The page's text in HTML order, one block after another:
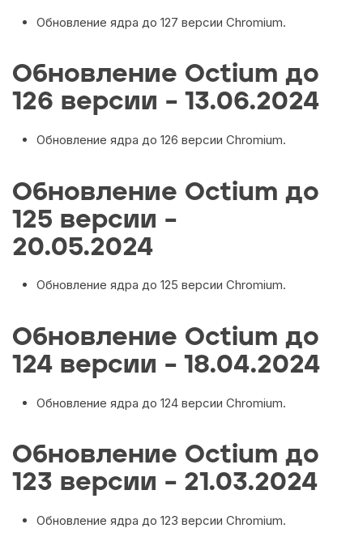
Обновление ядра до 127 версии Chromium.
Обновление Octium до
126 версии – 13.06.2024
Обновление ядра до 126 версии Chromium.
Обновление Octium до
125 версии –
20.05.2024
Обновление ядра до 125 версии Chromium.
Обновление Octium до
124 версии – 18.04.2024
Обновление ядра до 124 версии Chromium.
Обновление Octium до
123 версии – 21.03.2024
Обновление ядра до 123 версии Chromium.